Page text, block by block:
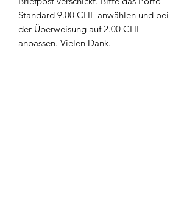
Standard 9.00 CHF anwählen und bei
der Überweisung auf 2.00 CHF
anpassen. Vielen Dank.